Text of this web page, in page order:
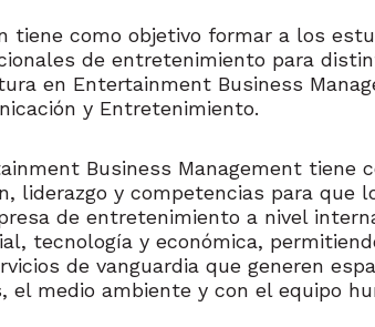
tiene como objetivo formar a los
de entretenimiento para
en Entertainment Business
y Entretenimiento.
Business Management
liderazgo y competencias para
de entretenimiento a nivel
tecnología y económica,
de vanguardia que generen
el medio ambiente y con el equipo